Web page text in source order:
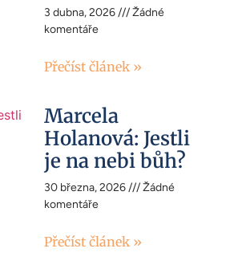
3 dubna, 2026
Žádné
komentáře
Přečíst článek »
Marcela
Holanová: Jestli
je na nebi bůh?
30 března, 2026
Žádné
komentáře
Přečíst článek »